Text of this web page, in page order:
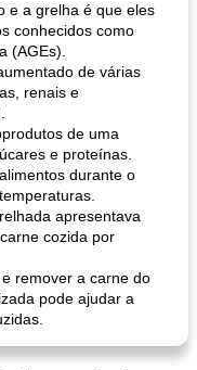
e a grelha é que eles
conhecidos como
(AGEs).
de várias
renais e
de uma
e proteínas.
durante o
apresentava
cozida por
remover a carne do
pode ajudar a